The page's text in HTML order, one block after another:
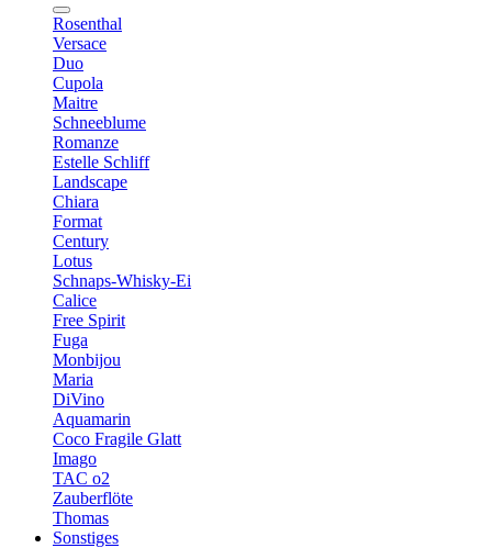
Rosenthal
Versace
Duo
Cupola
Maitre
Schneeblume
Romanze
Estelle Schliff
Landscape
Chiara
Format
Century
Lotus
Schnaps-Whisky-Ei
Calice
Free Spirit
Fuga
Monbijou
Maria
DiVino
Aquamarin
Coco Fragile Glatt
Imago
TAC o2
Zauberflöte
Thomas
Sonstiges